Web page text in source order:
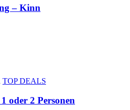
– Kinn
TOP DEALS
oder 2 Personen